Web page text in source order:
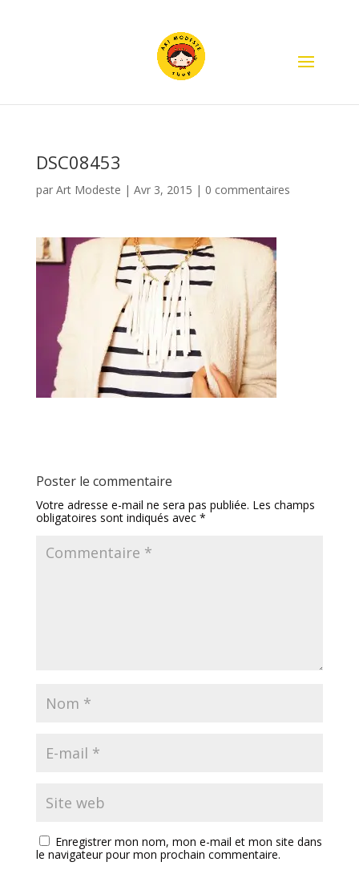
DSC08453
par Art Modeste | Avr 3, 2015 | 0 commentaires
Poster le commentaire
Votre adresse e-mail ne sera pas publiée. Les champs
obligatoires sont indiqués avec *
Enregistrer mon nom, mon e-mail et mon site dans
le navigateur pour mon prochain commentaire.